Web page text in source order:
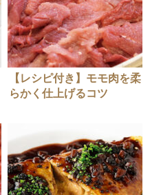
【レシピ付き】モモ肉を柔
らかく仕上げるコツ